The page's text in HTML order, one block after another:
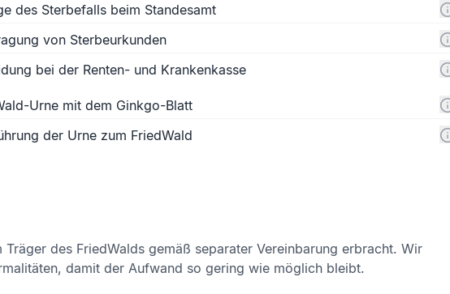
des Sterbefalls beim Standesamt
von Sterbeurkunden
bei der Renten- und Krankenkasse
Urne mit dem Ginkgo-Blatt
der Urne zum FriedWald
des FriedWalds gemäß separater Vereinbarung erbracht. Wir
damit der Aufwand so gering wie möglich bleibt.